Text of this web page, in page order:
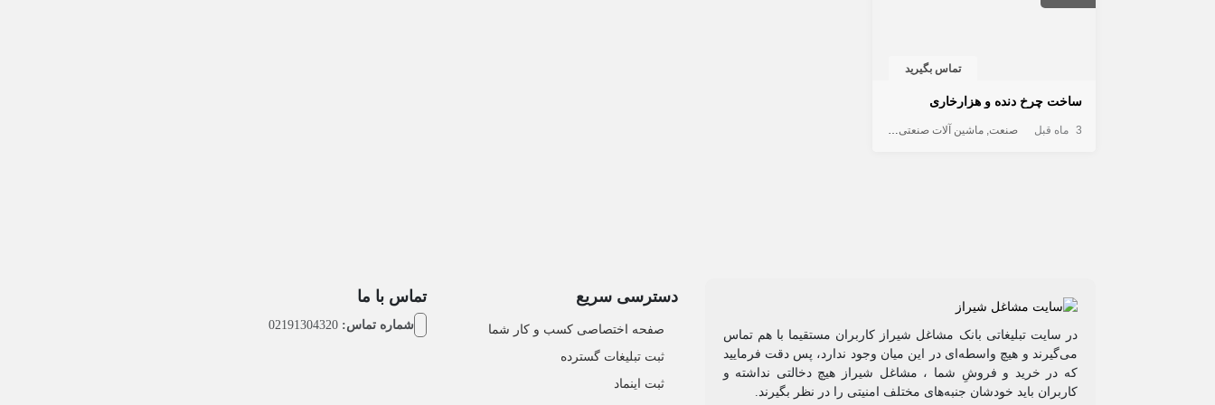
تماس بگیرید
ساخت چرخ دنده و هزارخاری
3 ماه قبل صنعت ماشین آلات صنعتی
در سایت تبلیغاتی بانک مشاغل شیراز کاربران مستقیما با هم تماس
می‌گیرند و هیچ واسطه‌ای در این میان وجود ندارد، پس دقت فرمایید
که در خرید و فروشِ شما ، مشاغل شیراز هیچ دخالتی نداشته و
کاربران باید خودشان جنبه‌های مختلف امنیتی را در نظر بگیرند.
دسترسی سریع
صفحه اختصاصی کسب و کار شما
ثبت تبلیغات گسترده
ثبت اینماد
تماس با ما
شماره تماس: 02191304320